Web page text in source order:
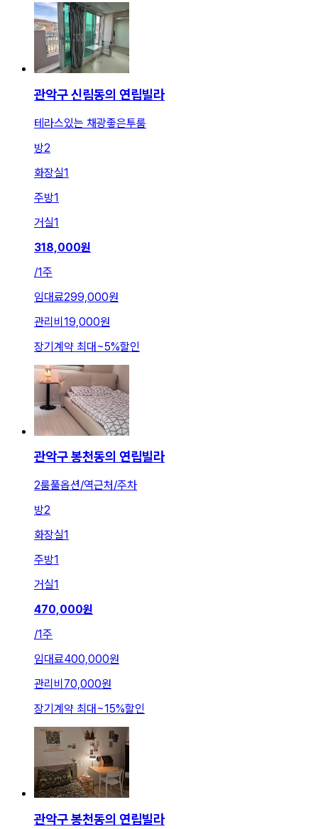
관악구 신림동의 연립빌라
테라스있는 채광좋은투룸
방2
화장실1
주방1
거실1
318,000원
/1주
임대료299,000원
관리비 19,000원
장기계약 최대~5%할인
관악구 봉천동의 연립빌라
2룸풀옵션/역근처/주차
방2
화장실1
주방1
거실1
470,000원
/1주
임대료400,000원
관리비 70,000원
장기계약 최대~15%할인
관악구 봉천동의 연립빌라